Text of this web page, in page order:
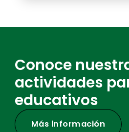
Conoce
actividades
educativos
Más información